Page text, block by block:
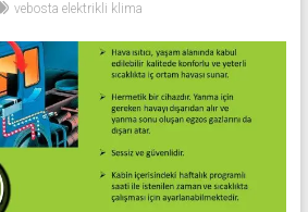
vebosta elektrikli klima